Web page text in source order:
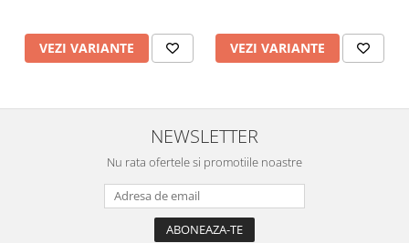
VEZI VARIANTE VEZI VARIANTE
NEWSLETTER
Nu rata ofertele si promotiile noastre